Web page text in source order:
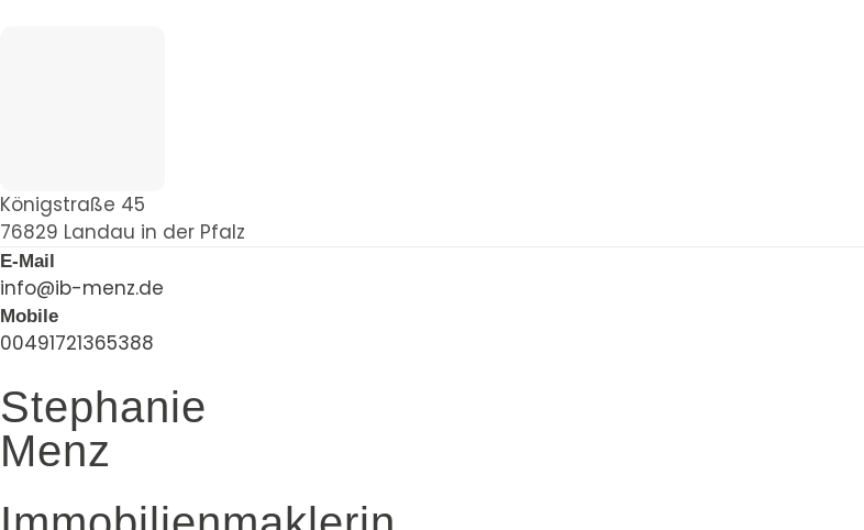
Königstraße 45
76829 Landau in der Pfalz
E-Mail
info@ib-menz.de
Mobile
00491721365388
Stephanie
Menz